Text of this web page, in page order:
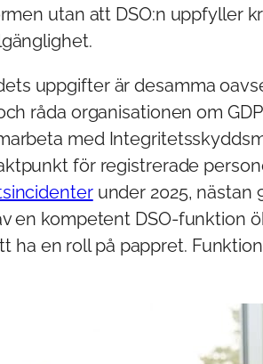
utan att DSO:n uppfyller
uppgifter är desamma
råda organisationen om
med
för registrerade
under 2025, nästan
en kompetent DSO-funktion
ha en roll på pappret.